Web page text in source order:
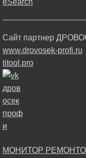
Сайт партнер
www.drovosek-profi.ru
titool.pro
МОНИТОР